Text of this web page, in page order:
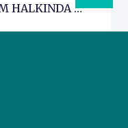
UZEM HALKINDA SIKÇA SORULAN SORULAR (S.S.S.) VE CEVAPLARI